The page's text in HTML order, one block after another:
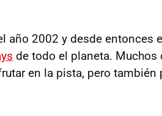
año 2002 y desde entonces
de todo el planeta.
en la pista, pero también